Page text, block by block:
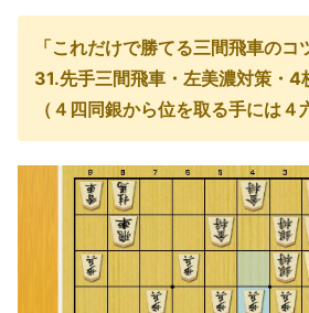
「これだけで勝てる三間飛車のコ
31.先手三間飛車・左美濃対策・4
（４四同銀から位を取る手には４